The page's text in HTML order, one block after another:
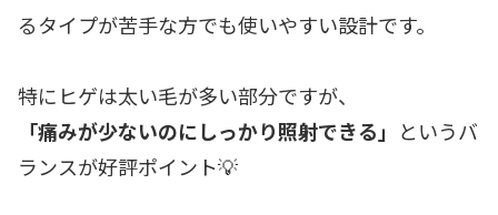
るタイプが苦手な方でも使いやすい設計です。
特にヒゲは太い毛が多い部分ですが、
「痛みが少ないのにしっかり照射できる」 というバ
ランスが好評ポイント💡